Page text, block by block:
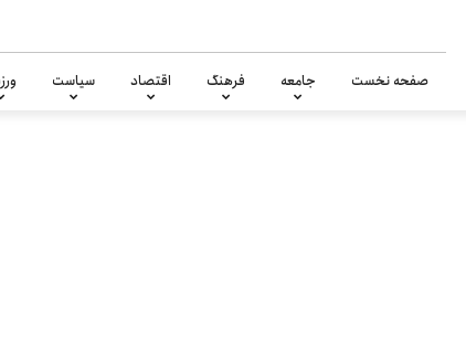
صفحه نخست جامعه فرهنگ اقتصاد سیاست